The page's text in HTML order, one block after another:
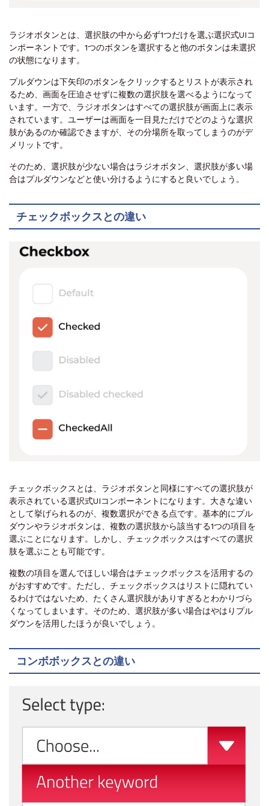
ラジオボタンとは、選択肢の中から必ず1つだけを選ぶ選択式UIコ
ンポーネントです。1つのボタンを選択すると他のボタンは未選択
の状態になります。
プルダウンは下矢印のボタンをクリックするとリストが表示され
るため、画面を圧迫させずに複数の選択肢を選べるようになって
います。一方で、ラジオボタンはすべての選択肢が画面上に表示
されています。ユーザーは画面を一目見ただけでどのような選択
肢があるのか確認できますが、その分場所を取ってしまうのがデ
メリットです。
そのため、選択肢が少ない場合はラジオボタン、選択肢が多い場
合はプルダウンなどと使い分けるようにすると良いでしょう。
チェックボックスとの違い
チェックボックスとは、ラジオボタンと同様にすべての選択肢が
表示されている選択式UIコンポーネントになります。大きな違い
として挙げられるのが、複数選択ができる点です。基本的にプル
ダウンやラジオボタンは、複数の選択肢から該当する1つの項目を
選ぶことになります。しかし、チェックボックスはすべての選択
肢を選ぶことも可能です。
複数の項目を選んでほしい場合はチェックボックスを活用するの
がおすすめです。ただし、チェックボックスはリストに隠れてい
るわけではないため、たくさん選択肢がありすぎるとわかりづら
くなってしまいます。そのため、選択肢が多い場合はやはりプル
ダウンを活用したほうが良いでしょう。
コンボボックスとの違い